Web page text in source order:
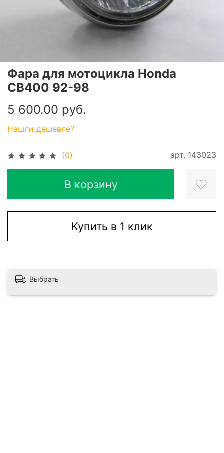
(0) арт. 143023
Фара для мотоцикла Honda
CB400 92-98
5 600.00 руб.
Нашли дешевле?
В корзину
Купить в 1 клик
Выбрать